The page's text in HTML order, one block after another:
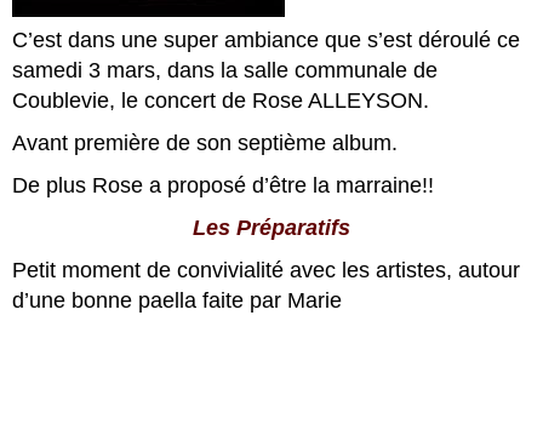
C’est dans une super ambiance que s’est déroulé ce
samedi 3 mars, dans la salle communale de
Coublevie, le concert de Rose ALLEYSON.
Avant première de son septième album.
De plus Rose a proposé d’être la marraine!!
Les Préparatifs
Petit moment de convivialité avec les artistes, autour
d’une bonne paella faite par Marie